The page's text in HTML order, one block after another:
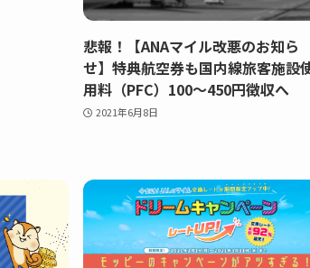
悲報！【ANAマイル改悪のお知ら
せ】特典航空券も国内線旅客施設
用料（PFC）100〜450円徴収へ
2021年6月8日